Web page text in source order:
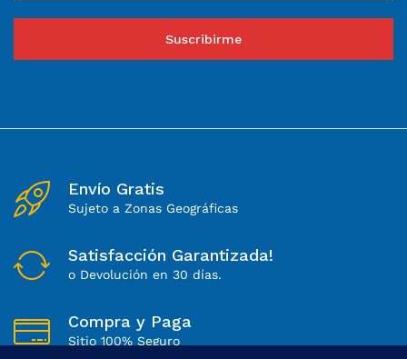
Suscribirme
Envío Gratis
Sujeto a Zonas Geográficas
Satisfacción Garantizada!
o Devolución en 30 días.
Compra y Paga
Sitio 100% Seguro